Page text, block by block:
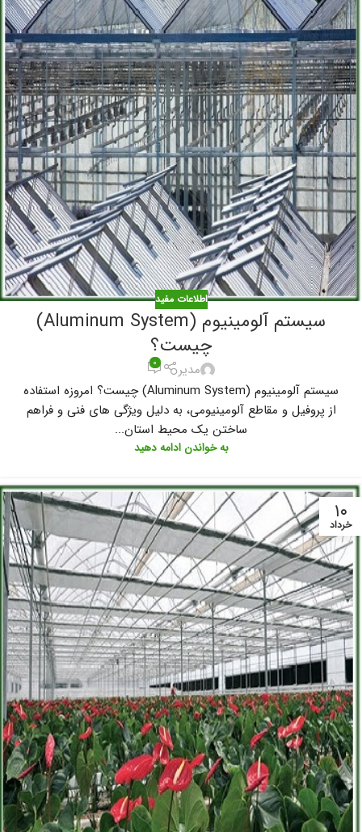
اطلاعات مفید
سیستم آلومینیوم (Aluminum System)
چیست؟
مدیر ۰
سیستم آلومینیوم (Aluminum System) چیست؟ امروزه استفاده
از پروفیل و مقاطع آلومینیومی، به دلیل ویژگی های فنی و فراهم
ساختن یک محیط استان...
به خواندن ادامه دهید
۱۰
خرداد